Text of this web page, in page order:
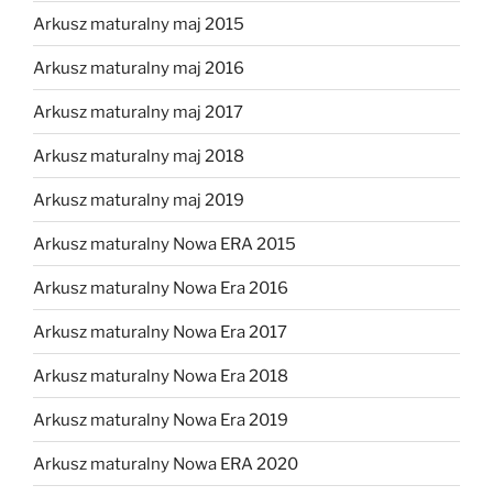
Arkusz maturalny maj 2015
Arkusz maturalny maj 2016
Arkusz maturalny maj 2017
Arkusz maturalny maj 2018
Arkusz maturalny maj 2019
Arkusz maturalny Nowa ERA 2015
Arkusz maturalny Nowa Era 2016
Arkusz maturalny Nowa Era 2017
Arkusz maturalny Nowa Era 2018
Arkusz maturalny Nowa Era 2019
Arkusz maturalny Nowa ERA 2020